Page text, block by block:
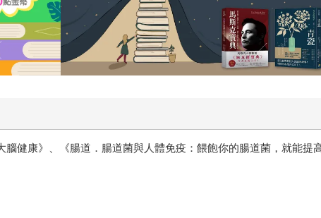
健康》、《腸道．腸道菌與人體免疫：餵飽你的腸道菌，就能提